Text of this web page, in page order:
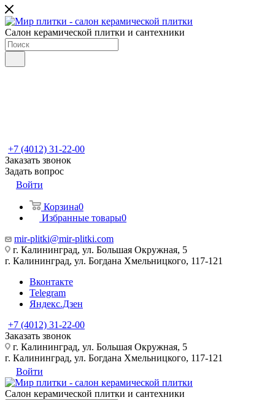
Салон керамической плитки и сантехники
+7 (4012) 31-22-00
Заказать звонок
Задать вопрос
Войти
Корзина0
Избранные товары0
mir-plitki@mir-plitki.com
г. Калининград, ул. Большая Окружная, 5
г. Калининград, ул. Богдана Хмельницкого, 117-121
Вконтакте
Telegram
Яндекс.Дзен
+7 (4012) 31-22-00
Заказать звонок
г. Калининград, ул. Большая Окружная, 5
г. Калининград, ул. Богдана Хмельницкого, 117-121
Войти
Салон керамической плитки и сантехники